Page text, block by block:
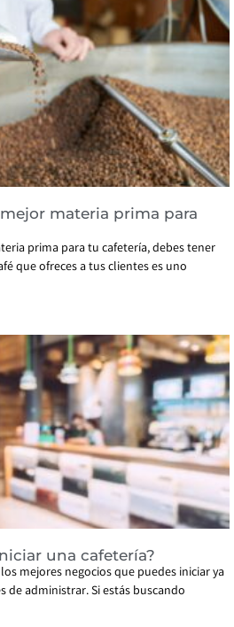
materia prima para
prima para tu cafetería, debes tener
que ofreces a tus clientes es uno
una cafetería?
mejores negocios que puedes iniciar ya
de administrar. Si estás buscando